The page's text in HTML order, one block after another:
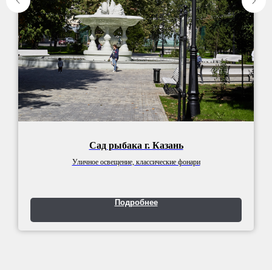
Сад рыбака г. Казань
Уличное освещение, классические фонари
Подробнее